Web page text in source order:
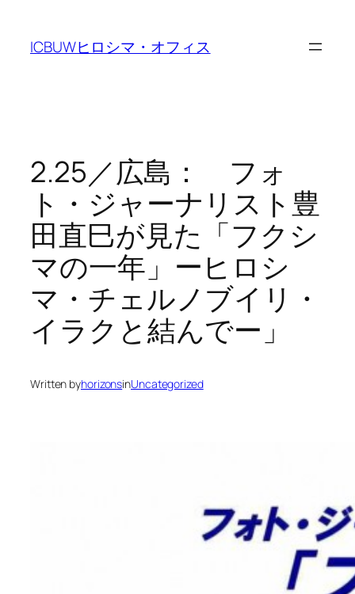
content
ICBUWヒロシマ・オフィス
2.25／広島： フォ
ト・ジャーナリスト豊
田直巳が見た「フクシ
マの一年」ーヒロシ
マ・チェルノブイリ・
イラクと結んでー」
Written byhorizonsinUncategorized